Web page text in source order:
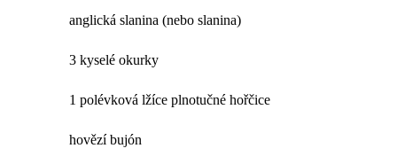
anglická slanina (nebo slanina)
3 kyselé okurky
1 polévková lžíce plnotučné hořčice
hovězí bujón